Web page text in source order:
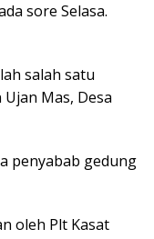
sore Selasa.
salah satu
Ujan Mas, Desa
penyabab gedung
oleh Plt Kasat